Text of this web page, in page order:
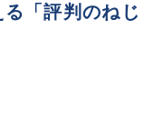
「評判のねじ